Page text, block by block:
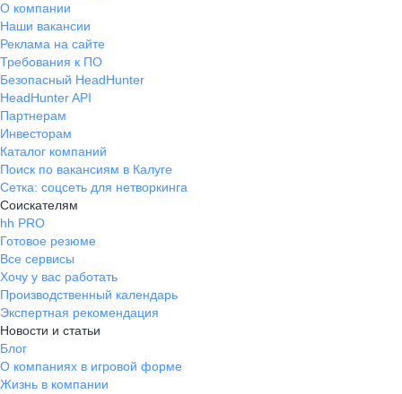
О компании
Наши вакансии
Реклама на сайте
Требования к ПО
Безопасный HeadHunter
HeadHunter API
Партнерам
Инвесторам
Каталог компаний
Поиск по вакансиям в Калуге
Сетка: соцсеть для нетворкинга
Соискателям
hh PRO
Готовое резюме
Все сервисы
Хочу у вас работать
Производственный календарь
Экспертная рекомендация
Новости и статьи
Блог
О компаниях в игровой форме
Жизнь в компании